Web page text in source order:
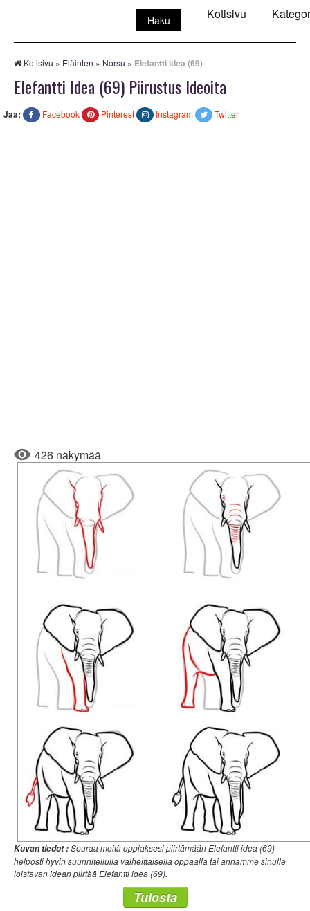
Kotisivu
Kotisivu » Eläinten » Norsu » Elefantti idea (69)
Elefantti Idea (69) Piirustus Ideoita
Jaa: Facebook Pinterest Instagram Twitter
426 näkymää
Kuvan tiedot :Seuraa meitä oppiaksesi piirtämään Elefantti idea (69)
helposti hyvin suunnitellulla vaiheittaisella oppaalla tai annamme sinulle
loistavan idean piirtää Elefantti idea (69).
Tulosta